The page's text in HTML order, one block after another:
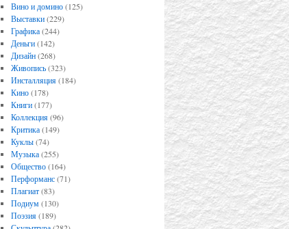
Вино и домино(125)
Выставки(229)
Графика(244)
Деньги(142)
Дизайн(268)
Живопись(323)
Инсталляция(184)
Кино(178)
Книги(177)
Коллекция(96)
Критика(149)
Куклы(74)
Музыка(255)
Общество(164)
Перформанс(71)
Плагиат(83)
Подиум(130)
Поэзия(189)